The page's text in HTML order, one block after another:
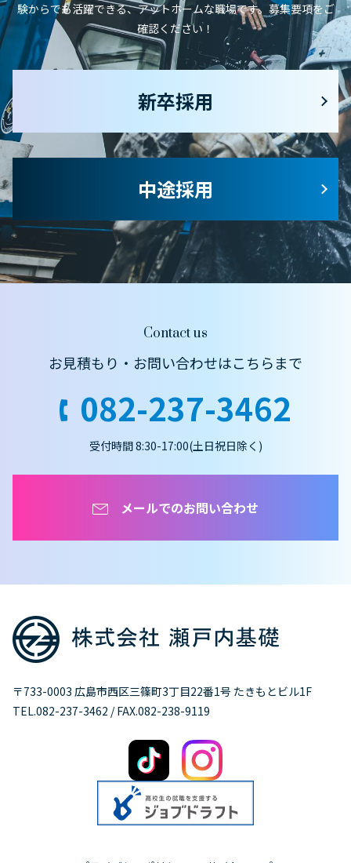
験からでも活躍できる、アットホームな職場です。募集要項をご
確認ください！
新卒採用
中途採用
Contact us
お見積もり・お問い合わせはこちらまで
082-237-3462
受付時間 8:30-17:00(土日祝日除く)
メールでのお問い合わせ
〒733-0003 広島市西区三篠町3丁目22番1号 たきもとビル1F
TEL.082-237-3462 / FAX.082-238-9119